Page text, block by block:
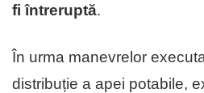
fi întreruptă.
În urma manevrelor
distribuție a apei potabile,